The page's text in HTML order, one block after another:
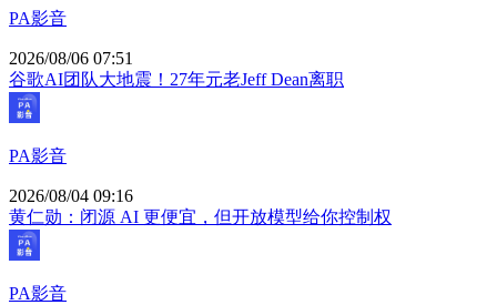
PA影音
2026/08/06 07:51
谷歌AI团队大地震！27年元老Jeff Dean离职
PA影音
2026/08/04 09:16
黄仁勋：闭源 AI 更便宜，但开放模型给你控制权
PA影音